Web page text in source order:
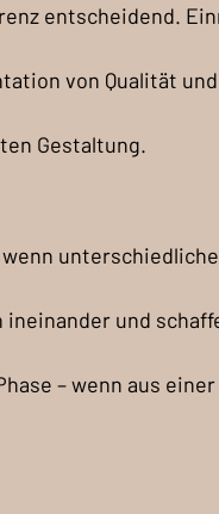
entscheidend.
von Qualität und
Gestaltung.
unterschiedliche
und
– wenn aus